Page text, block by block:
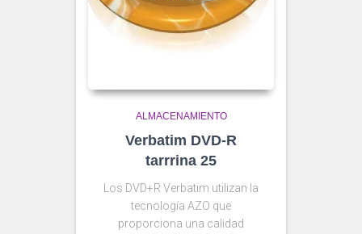
ALMACENAMIENTO
Verbatim DVD-R
tarrrina 25
Los DVD+R Verbatim utilizan la
tecnología AZO que
proporciona una calidad